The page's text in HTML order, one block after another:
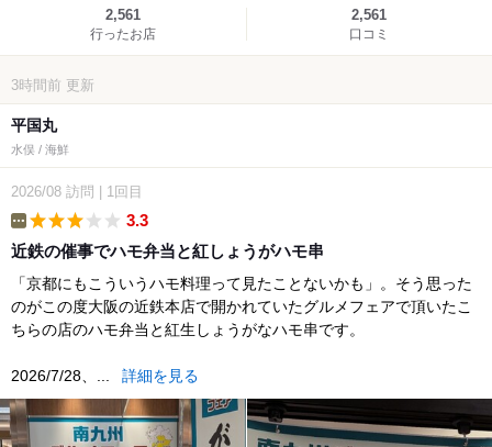
2,561
行ったお店
2,561
口コミ
3時間前 更新
平国丸
水俣 / 海鮮
2026/08 訪問 1回目
3.3
近鉄の催事でハモ弁当と紅しょうがハモ串
「京都にもこういうハモ料理って見たことないかも」。そう思った
のがこの度大阪の近鉄本店で開かれていたグルメフェアで頂いたこ
ちらの店のハモ弁当と紅生しょうがなハモ串です。
2026/7/28、... 詳細を見る